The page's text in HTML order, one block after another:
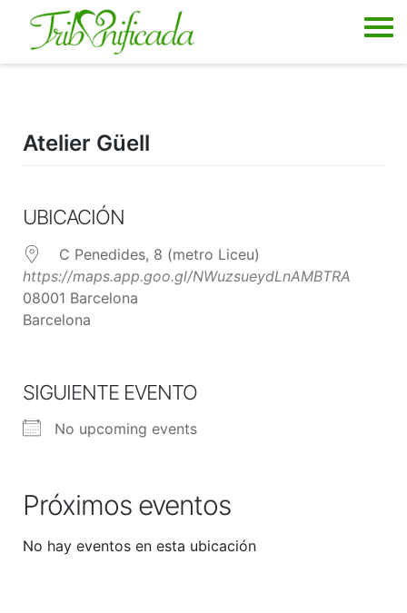
Atelier Güell
UBICACIÓN
C Penedides, 8 (metro Liceu)
https://maps.app.goo.gl/NWuzsueydLnAMBTRA
08001 Barcelona
Barcelona
SIGUIENTE EVENTO
No upcoming events
Próximos eventos
No hay eventos en esta ubicación